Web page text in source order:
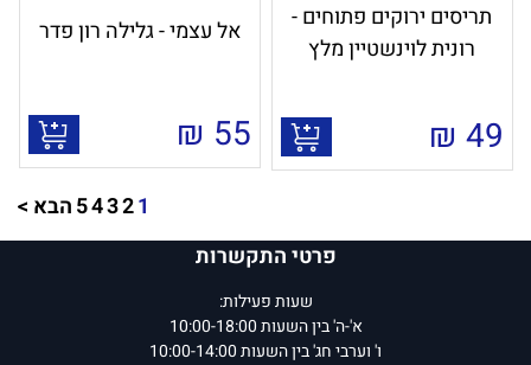
תריסים ירוקים פתוחים -
רונית לוינשטיין מלץ
49
₪
אל עצמי - גלילה רון פדר
55
₪
1
2
3
4
5הבא >
פרטי התקשרות
שעות פעילות:
א'-ה' בין השעות 10:00-18:00
ו' וערבי חג' בין השעות 10:00-14:00